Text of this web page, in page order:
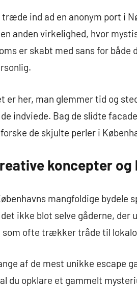
træde ind ad en anonym port i
anden virkelighed, hvor
er skabt med sans for
er her, man glemmer tid og
indviede. Bag de slidte
de skjulte perler i
koncepter
mangfoldige
ikke blot selve gåderne, der
som ofte trækker tråde til
af de mest unikke escape
du opklare et gammelt